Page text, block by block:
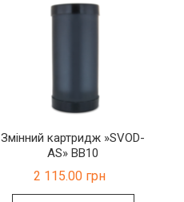
Змінний картридж »SVOD-
AS» ВВ10
2 115.00 грн